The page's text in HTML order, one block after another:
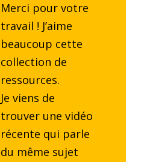
Merci pour votre
travail ! J’aime
beaucoup cette
collection de
ressources.
Je viens de
trouver une vidéo
récente qui parle
du même sujet